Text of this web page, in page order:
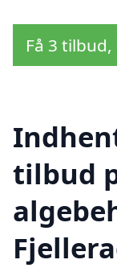
Få 3
tilbud